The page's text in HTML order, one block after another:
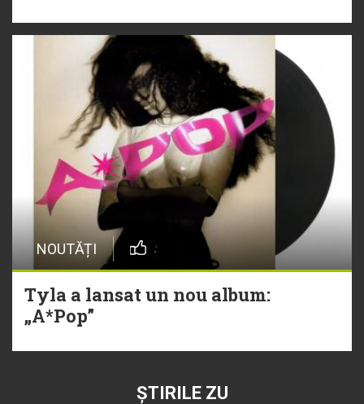
NOUTĂȚI
Tyla a lansat un nou album:
„A*Pop”
ȘTIRILE ZU